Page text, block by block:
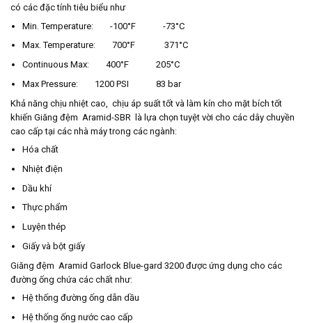
có các đặc tính tiêu biểu như
Min. Temperature: -100°F -73°C
Max. Temperature: 700°F 371°C
Continuous Max: 400°F 205°C
Max Pressure: 1200 PSI 83 bar
Khả năng chịu nhiệt cao, chịu áp suất tốt và làm kín cho mặt bích tốt
khiến Giăng đệm Aramid-SBR là lựa chọn tuyệt vời cho các dây chuyền
cao cấp tại các nhà máy trong các ngành:
Hóa chất
Nhiệt điện
Dầu khí
Thực phẩm
Luyện thép
Giấy và bột giấy
Giăng đệm Aramid Garlock Blue-gard 3200 được ứng dụng cho các
đường ống chứa các chất như:
Hệ thống đường ống dẫn dầu
Hệ thống ống nước cao cấp